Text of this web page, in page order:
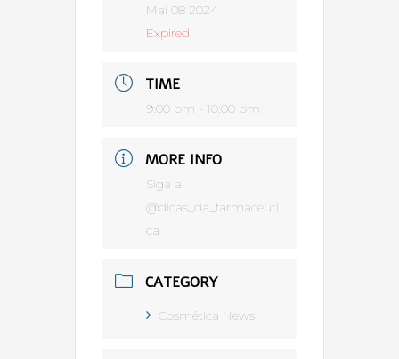
Mai 08 2024
Expired!
TIME
9:00 pm - 10:00 pm
MORE INFO
Siga a
@dicas_da_farmaceuti
ca
CATEGORY
Cosmética News